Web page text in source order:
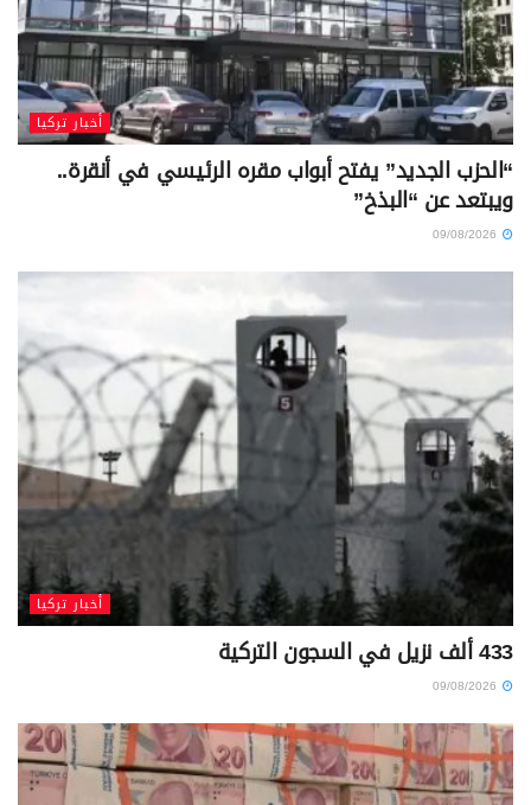
أخبار تركيا
“الحزب الجديد” يفتح أبواب مقره الرئيسي في أنقرة..
ويبتعد عن “البذخ”
أخبار تركيا
433 ألف نزيل في السجون التركية